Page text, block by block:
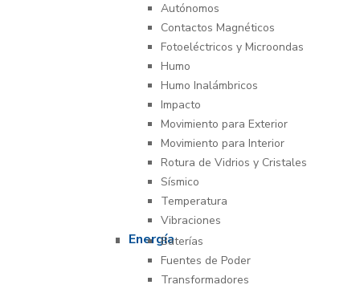
Autónomos
Contactos Magnéticos
Fotoeléctricos y Microondas
Humo
Humo Inalámbricos
Impacto
Movimiento para Exterior
Movimiento para Interior
Rotura de Vidrios y Cristales
Sísmico
Temperatura
Vibraciones
EnergíaBaterías
Fuentes de Poder
Transformadores